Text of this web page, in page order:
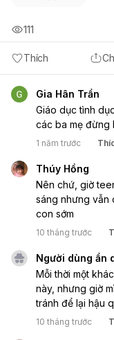
Thích
111
Gia Hân Trần
Giáo dục tình
các ba mẹ đừng
1 năm trước
Thúy Hồng
Nên chứ, giờ
sáng nhưng vẫn
con sớm
10 tháng trước
Người dùng ẩn
Mỗi thời một
này, nhưng giờ
tránh để lại hậu
10 tháng trước